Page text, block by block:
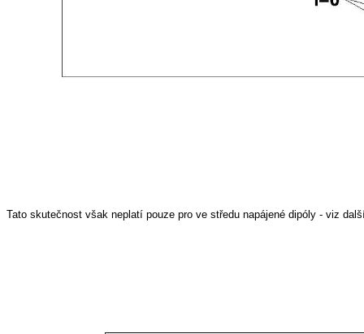
Tato skutečnost však neplatí pouze pro ve středu napájené dipóly - viz